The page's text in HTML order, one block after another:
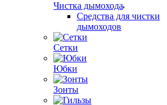
Чистка дымохода
Средства для чистки
дымоходов
Сетки
Юбки
Зонты